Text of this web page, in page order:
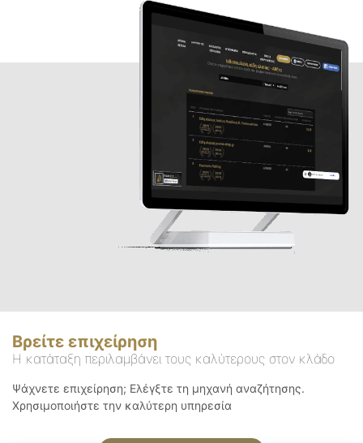
Βρείτε επιχείρηση
Η κατάταξη περιλαμβάνει τους καλύτερους στον κλάδο
Ψάχνετε επιχείρηση; Ελέγξτε τη μηχανή αναζήτησης.
Χρησιμοποιήστε την καλύτερη υπηρεσία